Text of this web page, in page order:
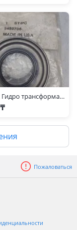
Сальник Гидро трансформатора
Пожаловаться